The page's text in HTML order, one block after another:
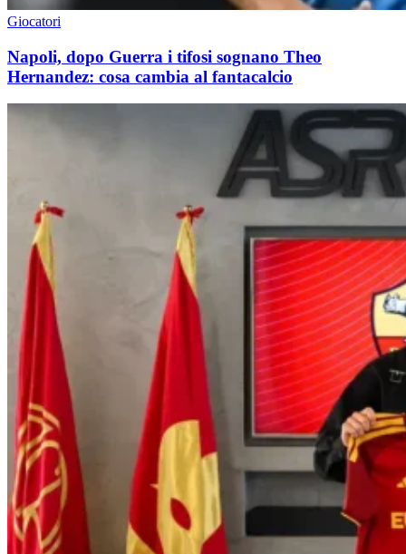
Giocatori
Napoli, dopo Guerra i tifosi sognano Theo
Hernandez: cosa cambia al fantacalcio